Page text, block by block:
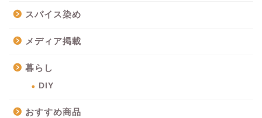
スパイス染め
メディア掲載
暮らし
DIY
おすすめ商品